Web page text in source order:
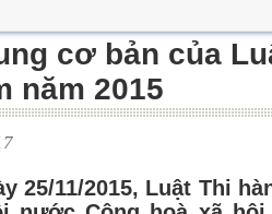
cơ bản của
năm 2015
25/11/2015, Luật Thi